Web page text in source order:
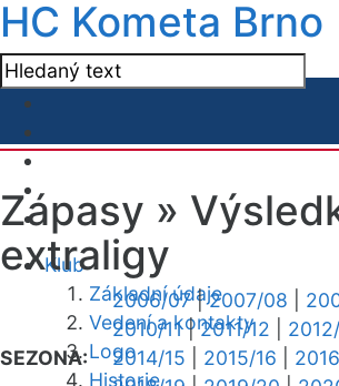
HC Kometa Brno
Klub
Základní údaje
Vedení a kontakty
Logo
Historie
Zápasy »
extraligy
SEZONA:
2006/07|2007/08
2010/11|2011/12
2014/15
2015/16